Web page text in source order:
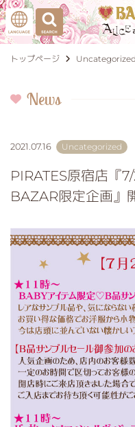
トップページ Uncategorized
News
2021.07.16 Uncategorized
PIRATES原宿店『
BAZAR限定企画』